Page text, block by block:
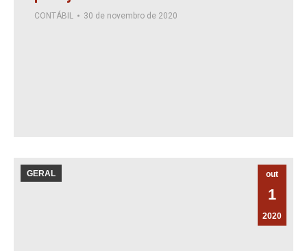
CONTÁBIL 30 de novembro de 2020
out
1
2020
GERAL